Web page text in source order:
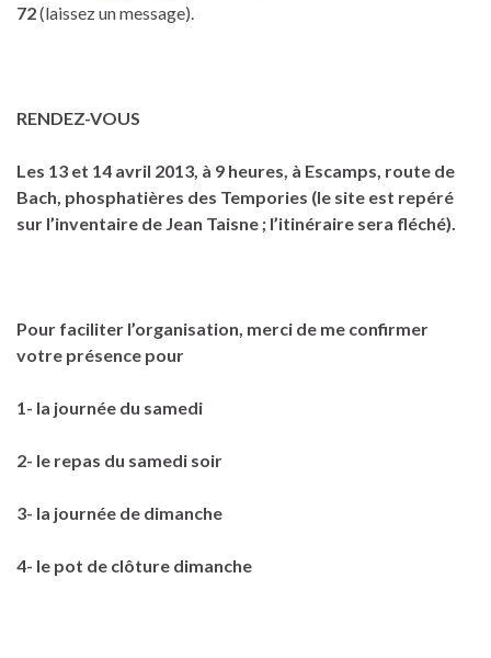
72(laissez un message).
RENDEZ-VOUS
Les 13 et 14 avril 2013, à 9 heures, à Escamps, route de
Bach, phosphatières des Tempories (le site est repéré
sur l’inventaire de Jean Taisne ; l’itinéraire sera fléché).
Pour faciliter l’organisation, merci de me confirmer
votre présence pour
1- la journée du samedi
2- le repas du samedi soir
3- la journée de dimanche
4- le pot de clôture dimanche